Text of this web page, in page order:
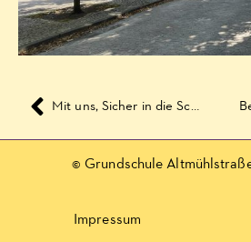
Mit uns, Sicher in die Schule
© Grundschule
Impressum